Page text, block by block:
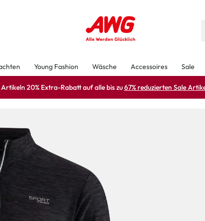
Young Fashion Wäsche Accessoires Sale
20% Extra-Rabatt auf alle bis zu67% reduzierten Sale